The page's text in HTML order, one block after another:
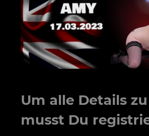
Um alle Details
musst Du